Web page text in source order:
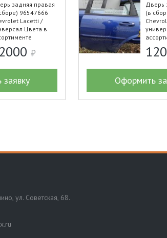
задняя правая
96547666
Lacetti /
Цвета в
Дверь
(в
Оформить
ул. Советская, 68.